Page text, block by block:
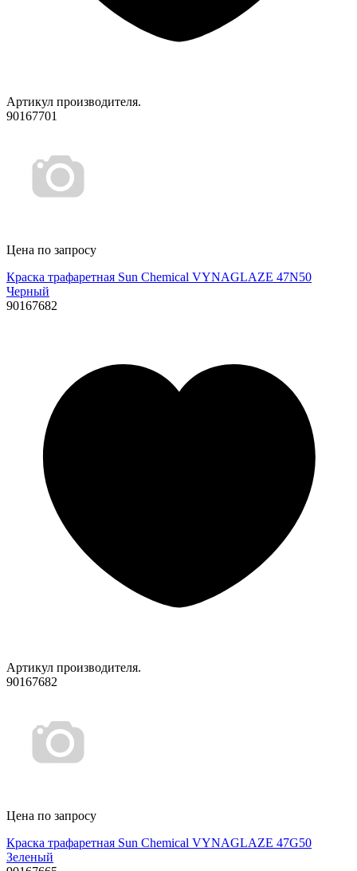
Артикул производителя.
90167701
Цена по запросу
Краска трафаретная Sun Chemical VYNAGLAZE 47N50
Черный
90167682
Артикул производителя.
90167682
Цена по запросу
Краска трафаретная Sun Chemical VYNAGLAZE 47G50
Зеленый